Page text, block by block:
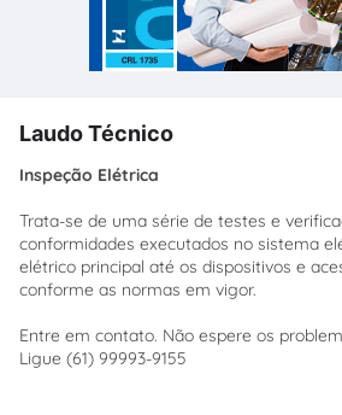
Laudo Técnico
Inspeção Elétrica
Trata-se de uma série de testes e
conformidades executados no sistema
elétrico principal até os dispositivos e
conforme as normas em vigor.
Entre em contato. Não espere os
Ligue (61) 99993-9155